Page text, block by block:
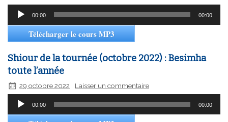
Lecteur
00:00 00:00
Télécharger le cours MP3
Shiour de la tournée (octobre 2022) : Besimha
toute l’année
29 octobre 2022 Laisser un commentaire
Lecteur
00:00 00:00